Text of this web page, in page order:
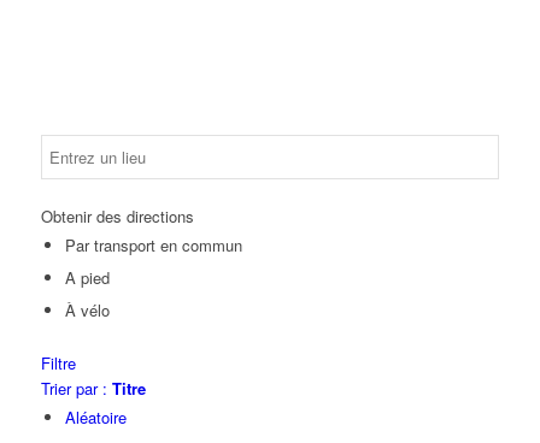
Obtenir des directions
Par transport en commun
A pied
À vélo
Filtre
Trier par : Titre
Aléatoire